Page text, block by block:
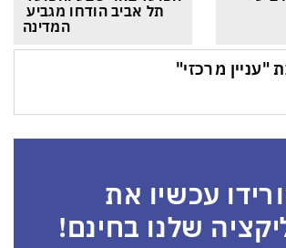
תל אביב הודחו מגביע
המדינה
"עניין מרכזי"
עכשיו את
שלנו בחינם!